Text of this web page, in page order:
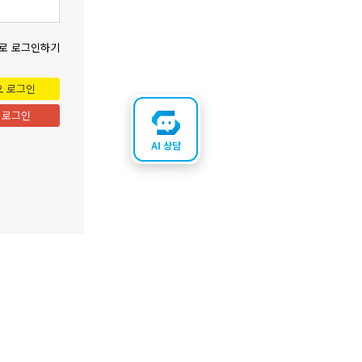
로그인하기
로그인
그인
AI 상담